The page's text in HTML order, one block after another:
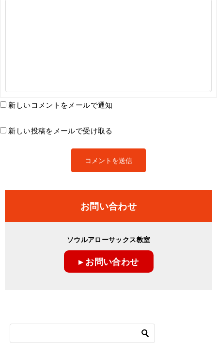
新しいコメントをメールで通知
新しい投稿をメールで受け取る
お問い合わせ
ソウルアローサックス教室
▸ お問い合わせ